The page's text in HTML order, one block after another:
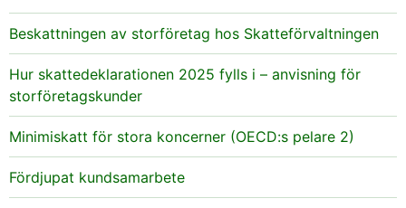
Beskattningen av storföretag hos Skatteförvaltningen
Hur skattedeklarationen 2025 fylls i – anvisning för
storföretagskunder
Minimiskatt för stora koncerner (OECD:s pelare 2)
Fördjupat kundsamarbete